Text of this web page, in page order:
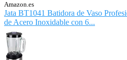
Amazon.es
Jata BT1041 Batidora de Vaso
de Acero Inoxidable con 6...